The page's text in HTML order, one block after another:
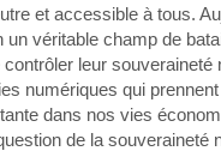
et accessible à tous.
un véritable champ de
contrôler leur souveraineté
numériques qui
dans nos vies
de la souveraineté